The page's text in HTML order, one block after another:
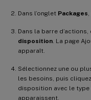
Dans l’onglet Packages
Dans la barre
disposition . La page
apparaît.
Sélectionnez une ou
les besoins, puis
disposition avec le
apparaissent.